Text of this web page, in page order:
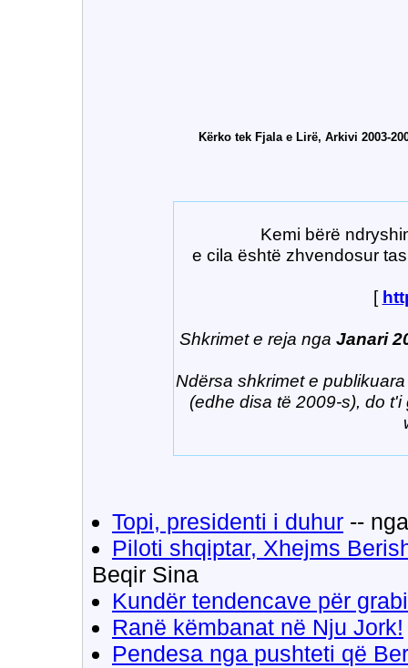
Kërko tek Fjala e Lirë, Arkivi 2003-
Kemi bërë
e cila është zhvendosur
[
Shkrimet e reja nga Janari
Ndërsa shkrimet e
(edhe disa të 2009-s), do
Topi, presidenti i duhur --
Piloti shqiptar, Xhejms
Beqir Sina
Kundër tendencave për
Ranë këmbanat në Nju Jork!
Pendesa nga pushteti që